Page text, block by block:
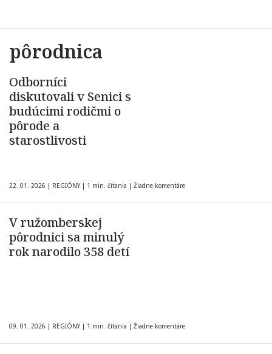
pôrodnica
Odborníci
diskutovali v Senici s
budúcimi rodičmi o
pôrode a
starostlivosti
22. 01. 2026 | REGIÓNY | 1 min. čítania | Žiadne komentáre
V ružomberskej
pôrodnici sa minulý
rok narodilo 358 detí
09. 01. 2026 | REGIÓNY | 1 min. čítania | Žiadne komentáre